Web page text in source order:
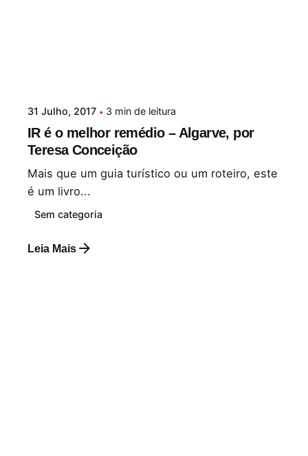
31 Julho, 2017 3 min de leitura
IR é o melhor remédio – Algarve, por
Teresa Conceição
Mais que um guia turístico ou um roteiro, este
é um livro...
Sem categoria
Leia Mais